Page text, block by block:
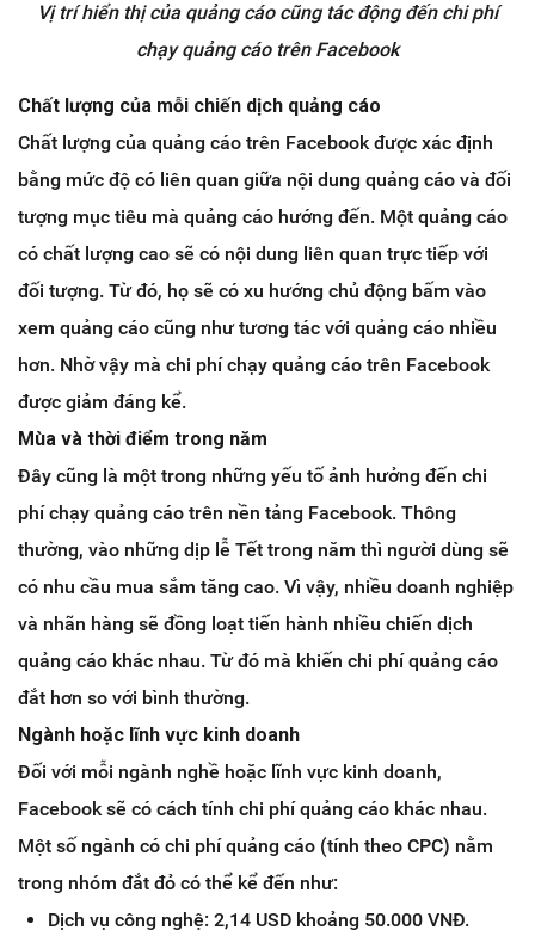
Vị trí hiển thị của quảng cáo cũng tác động đến chi phí
chạy quảng cáo trên Facebook
Chất lượng của mỗi chiến dịch quảng cáo
Chất lượng của quảng cáo trên Facebook được xác định
bằng mức độ có liên quan giữa nội dung quảng cáo và đối
tượng mục tiêu mà quảng cáo hướng đến. Một quảng cáo
có chất lượng cao sẽ có nội dung liên quan trực tiếp với
đối tượng. Từ đó, họ sẽ có xu hướng chủ động bấm vào
xem quảng cáo cũng như tương tác với quảng cáo nhiều
hơn. Nhờ vậy mà chi phí chạy quảng cáo trên Facebook
được giảm đáng kể.
Mùa và thời điểm trong năm
Đây cũng là một trong những yếu tố ảnh hưởng đến chi
phí chạy quảng cáo trên nền tảng Facebook. Thông
thường, vào những dịp lễ Tết trong năm thì người dùng sẽ
có nhu cầu mua sắm tăng cao. Vì vậy, nhiều doanh nghiệp
và nhãn hàng sẽ đồng loạt tiến hành nhiều chiến dịch
quảng cáo khác nhau. Từ đó mà khiến chi phí quảng cáo
đắt hơn so với bình thường.
Ngành hoặc lĩnh vực kinh doanh
Đối với mỗi ngành nghề hoặc lĩnh vực kinh doanh,
Facebook sẽ có cách tính chi phí quảng cáo khác nhau.
Một số ngành có chi phí quảng cáo (tính theo CPC) nằm
trong nhóm đắt đỏ có thể kể đến như:
Dịch vụ công nghệ: 2,14 USD khoảng 50.000 VNĐ.